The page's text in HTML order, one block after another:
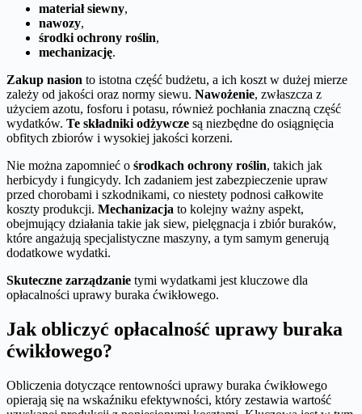
materiał siewny,
nawozy,
środki ochrony roślin,
mechanizację.
Zakup nasion to istotna część budżetu, a ich koszt w dużej mierze
zależy od jakości oraz normy siewu. Nawożenie, zwłaszcza z
użyciem azotu, fosforu i potasu, również pochłania znaczną część
wydatków. Te składniki odżywcze są niezbędne do osiągnięcia
obfitych zbiorów i wysokiej jakości korzeni.
Nie można zapomnieć o środkach ochrony roślin, takich jak
herbicydy i fungicydy. Ich zadaniem jest zabezpieczenie upraw
przed chorobami i szkodnikami, co niestety podnosi całkowite
koszty produkcji. Mechanizacja to kolejny ważny aspekt,
obejmujący działania takie jak siew, pielęgnacja i zbiór buraków,
które angażują specjalistyczne maszyny, a tym samym generują
dodatkowe wydatki.
Skuteczne zarządzanie tymi wydatkami jest kluczowe dla
opłacalności uprawy buraka ćwikłowego.
Jak obliczyć opłacalność uprawy buraka
ćwikłowego?
Obliczenia dotyczące rentowności uprawy buraka ćwikłowego
opierają się na wskaźniku efektywności, który zestawia wartość